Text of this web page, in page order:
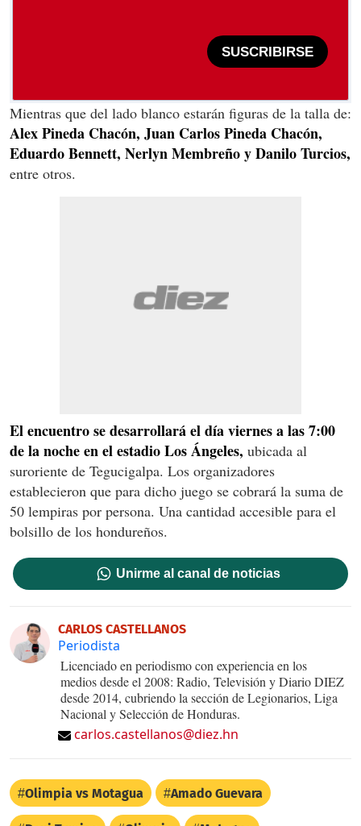
SUSCRIBIRSE
Mientras que del lado blanco estarán figuras de la talla de:
Alex Pineda Chacón, Juan Carlos Pineda Chacón,
Eduardo Bennett, Nerlyn Membreño y Danilo Turcios,
entre otros.
El encuentro se desarrollará el día viernes a las 7:00
de la noche en el estadio Los Ángeles, ubicada al
suroriente de Tegucigalpa. Los organizadores
establecieron que para dicho juego se cobrará la suma de
50 lempiras por persona. Una cantidad accesible para el
bolsillo de los hondureños.
Unirme al canal de noticias
CARLOS CASTELLANOS
Periodista
Licenciado en periodismo con experiencia en los
medios desde el 2008: Radio, Televisión y Diario DIEZ
desde 2014, cubriendo la sección de Legionarios, Liga
Nacional y Selección de Honduras.
carlos.castellanos@diez.hn
Olimpia vs Motagua Amado Guevara